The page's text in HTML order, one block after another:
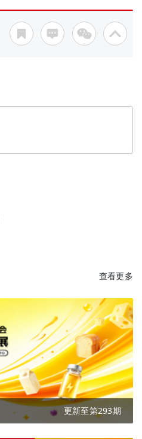
查看更多
更新至第293期